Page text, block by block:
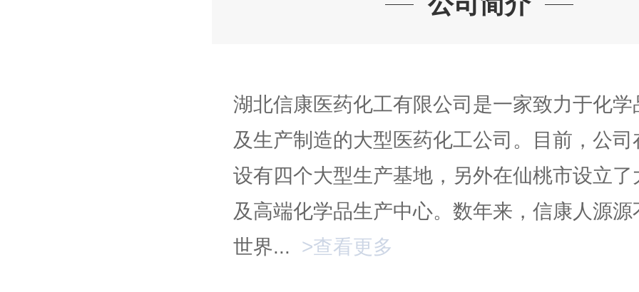
湖北信康医药化工有限公司是一家致力于化学
及生产制造的大型医药化工公司。目前，公司
设有四个大型生产基地，另外在仙桃市设立了
及高端化学品生产中心。数年来，信康人源源
世界...
>查看更多